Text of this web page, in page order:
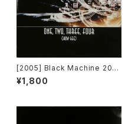
[2005] Black Machine 200
5 – One, Two, Three, Four
(How Gee) [PLM Records]
¥1,800